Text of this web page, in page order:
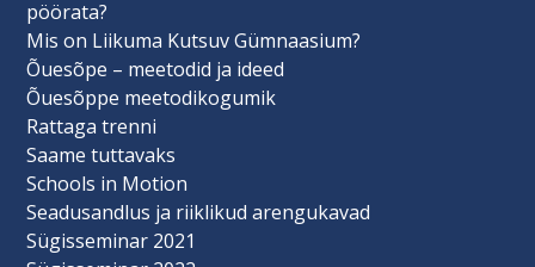
pöörata?
Mis on Liikuma Kutsuv Gümnaasium?
Õuesõpe – meetodid ja ideed
Õuesõppe meetodikogumik
Rattaga trenni
Saame tuttavaks
Schools in Motion
Seadusandlus ja riiklikud arengukavad
Sügisseminar 2021